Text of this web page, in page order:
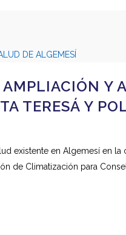
Y
TERESÁ Y
existente en Algemesí en
de Climatización para